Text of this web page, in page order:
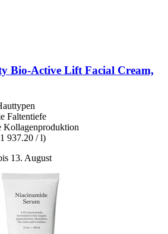
Bio-​Active Lift Facial Cream,
Faltentiefe
Kollagenproduktion
937.20 / l)
13. August